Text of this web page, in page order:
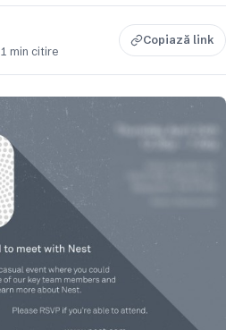
1 min citire
Copiază link